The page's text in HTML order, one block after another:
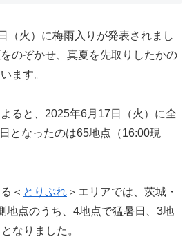
（火）に梅雨入りが発表されまし
のぞかせ、真夏を先取りしたかの
ます。
ると、2025年6月17日（火）に全
となったのは65地点（16:00現
＜ とりぷれ ＞エリアでは、茨城・
地点のうち、4地点で猛暑日、3地
なりました。